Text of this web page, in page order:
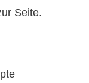
Seite.